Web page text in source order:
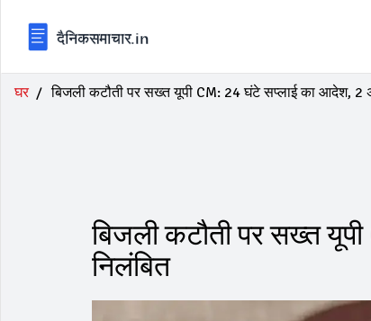
घर बिजली कटौती पर सख्त यूपी CM: 24 घंटे सप्लाई का आदेश, 2
बिजली कटौती पर सख्त
निलंबित